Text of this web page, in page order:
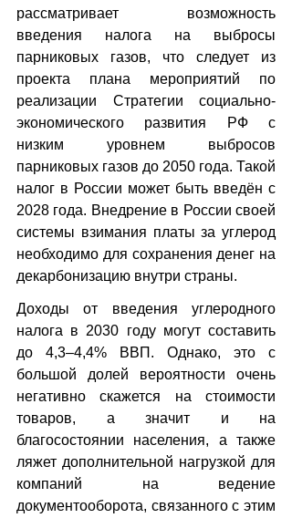
рассматривает возможность
введения налога на выбросы
парниковых газов, что следует из
проекта плана мероприятий по
реализации Стратегии социально-
экономического развития РФ с
низким уровнем выбросов
парниковых газов до 2050 года. Такой
налог в России может быть введён с
2028 года. Внедрение в России своей
системы взимания платы за углерод
необходимо для сохранения денег на
декарбонизацию внутри страны.
Доходы от введения углеродного
налога в 2030 году могут составить
до 4,3–4,4% ВВП. Однако, это с
большой долей вероятности очень
негативно скажется на стоимости
товаров, а значит и на
благосостоянии населения, а также
ляжет дополнительной нагрузкой для
компаний на ведение
документооборота, связанного с этим